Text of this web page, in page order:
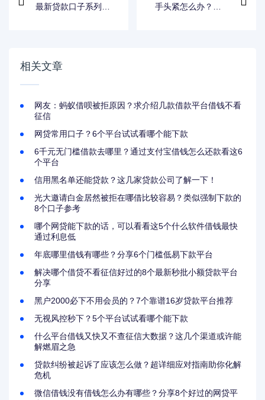
最新贷款口子系列：
手头紧怎么办？
相关文章
网友：蚂蚁借呗被拒原因？求介绍几款借款平台借钱不看
征信
网贷常用口子？6个平台试试看哪个能下款
6千元无门槛借款去哪里？通过支付宝借钱怎么还款看这6
个平台
信用黑名单还能贷款？这几家贷款公司了解一下！
光大邀请白金居然被拒在哪借比较容易？类似强制下款的
8个口子参考
哪个网贷能下款的话，可以看看这5个什么软件借钱最快
通过利息低
年底哪里借钱有哪些？分享6个门槛低易下款平台
解决哪个借贷不看征信好过的8个最新秒批小额贷款平台
分享
黑户2000必下不用会员的？7个靠谱16岁贷款平台推荐
无视风控秒下？5个平台试试看哪个能下款
什么平台借钱又快又不查征信大数据？这几个渠道或许能
解燃眉之急
贷款纠纷被起诉了应该怎么做？超详细应对指南助你化解
危机
微信借钱没有借钱怎么办有哪些？分享8个好过的网贷平